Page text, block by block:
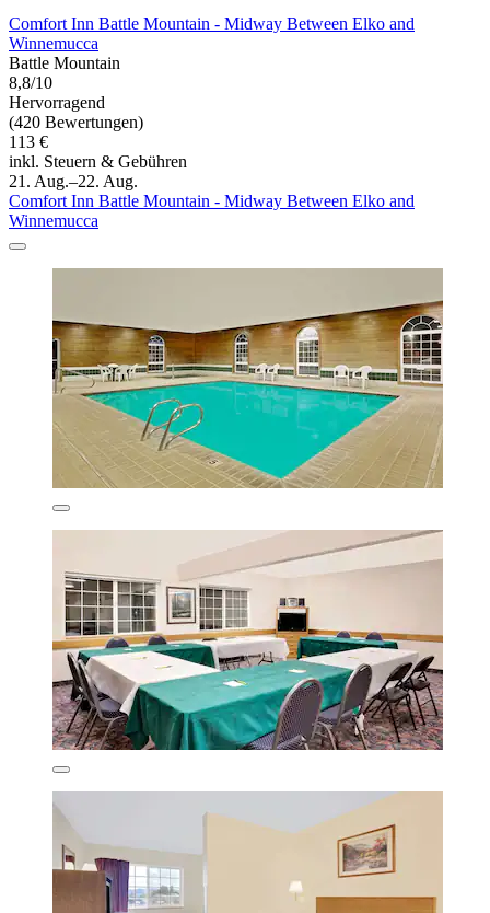
Comfort Inn Battle Mountain - Midway Between Elko and
Winnemucca
Battle Mountain
8,8/10
Hervorragend
(420 Bewertungen)
113 €
inkl. Steuern & Gebühren
21. Aug.–22. Aug.
Comfort Inn Battle Mountain - Midway Between Elko and
Winnemucca